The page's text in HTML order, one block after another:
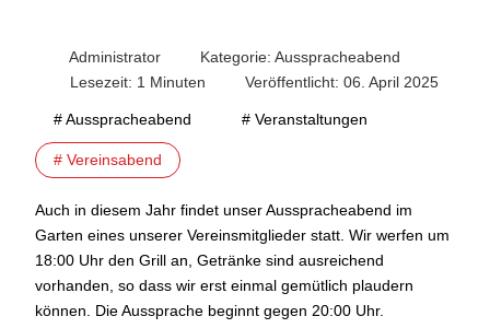
Administrator Kategorie: Ausspracheabend
Lesezeit: 1 Minuten
Veröffentlicht: 06. April 2025
# Ausspracheabend # Veranstaltungen
# Vereinsabend
Auch in diesem Jahr findet unser Ausspracheabend im
Garten eines unserer Vereinsmitglieder statt. Wir werfen um
18:00 Uhr den Grill an, Getränke sind ausreichend
vorhanden, so dass wir erst einmal gemütlich plaudern
können. Die Aussprache beginnt gegen 20:00 Uhr.